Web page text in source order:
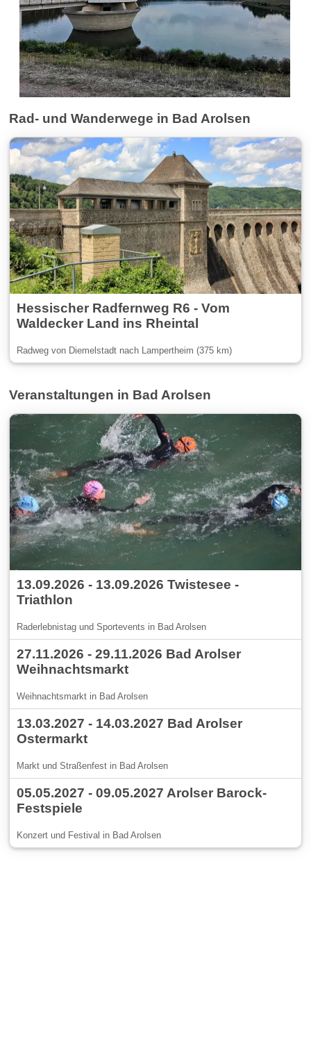
Rad- und Wanderwege in Bad Arolsen
Hessischer Radfernweg R6 - Vom
Waldecker Land ins Rheintal
Radweg von Diemelstadt nach Lampertheim (375 km)
Veranstaltungen in Bad Arolsen
13.09.2026 - 13.09.2026 Twistesee -
Triathlon
Raderlebnistag und Sportevents in Bad Arolsen
27.11.2026 - 29.11.2026 Bad Arolser
Weihnachtsmarkt
Weihnachtsmarkt in Bad Arolsen
13.03.2027 - 14.03.2027 Bad Arolser
Ostermarkt
Markt und Straßenfest in Bad Arolsen
05.05.2027 - 09.05.2027 Arolser Barock-
Festspiele
Konzert und Festival in Bad Arolsen